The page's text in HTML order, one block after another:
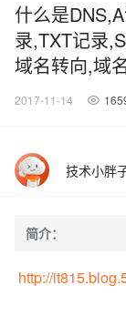
什么是
录,TXT记录
域名转向,域
2017-11-14
技术小胖
简介：
http://